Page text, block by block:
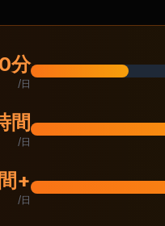
分
/日
間
/日
+
/日